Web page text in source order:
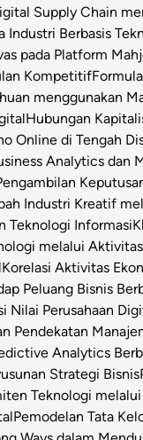
Supply Chain
Industri Berbasis
pada Platform
Kompetitif
menggunakan
Hubungan
Online di Tengah
Analytics dan
Industri Kreatif
Teknologi Informasi
melalui
Korelasi Aktivitas
Peluang Bisnis
Nilai Perusahaan
Pendekatan
Analytics
Strategi Bisnis
Teknologi
Pemodelan Tata